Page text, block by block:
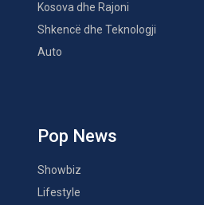
Kosova dhe Rajoni
Shkencë dhe Teknologji
Auto
Pop News
Showbiz
Lifestyle